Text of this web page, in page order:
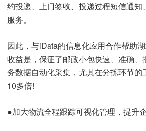
约投递、上门签收、投递过程短信通知
服务。
因此，与iData的信息化应用合作帮助
收益是，保证了邮政小包快速、准确、
务数据自动化采集，尤其在分拣环节的
10多倍!
●加大物流全程跟踪可视化管理，提升